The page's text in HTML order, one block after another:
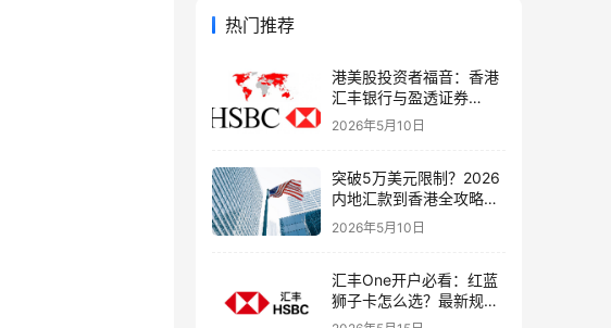
热门推荐
港美股投资者福音：香港
汇丰银行与盈透证券
（IBKR）绑定入金全流
2026年5月10日
突破5万美元限制？2026
内地汇款到香港全攻略：
4种合法路径、手续费对
比与避坑指南
2026年5月10日
汇丰One开户必看：红蓝
狮子卡怎么选？最新规则
+补办攻略+5个避坑指南